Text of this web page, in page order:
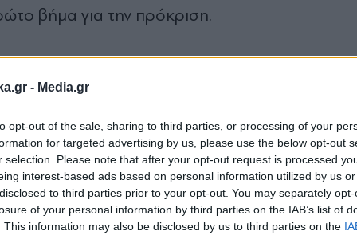
- Media.gr
opt-out of the sale, sharing to third parties, or processing of your
for targeted advertising by us, please use the below opt-out
selection. Please note that after your opt-out request is processed
interest-based ads based on personal information utilized by us
to third parties prior to your opt-out. You may separately
of your personal information by third parties on the IAB’s list of
This information may also be disclosed by us to third parties on the
βήμα για την πρόκριση.
δευτέρου σετ το Νο62 της παγκόσμιας
και τη μοναδική ευκαιρία που της
σετ βρήκε την απάντηση της για να
ήδη "πληρωθεί" με το ίδιο νόμισμα. Η
και το έκανε.